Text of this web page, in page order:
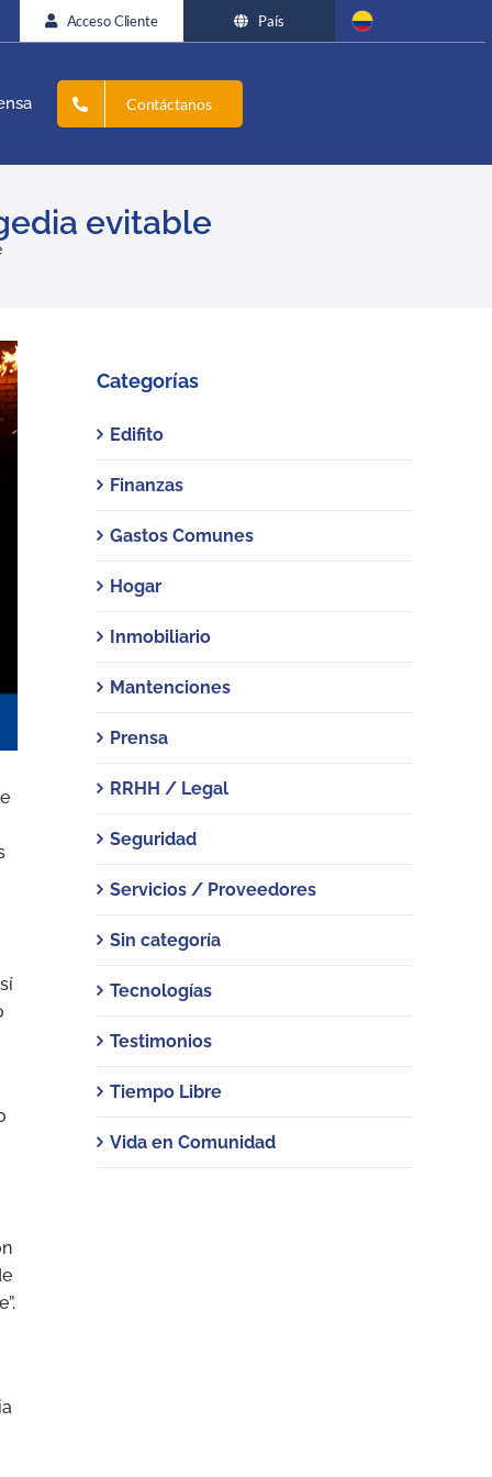
Acceso Cliente País
Contáctanos
evitable
Categorías
Edifito
Finanzas
Gastos Comunes
Hogar
Inmobiliario
Mantenciones
Prensa
RRHH / Legal
Seguridad
Servicios / Proveedores
Sin categoría
Tecnologías
Testimonios
Tiempo Libre
Vida en Comunidad